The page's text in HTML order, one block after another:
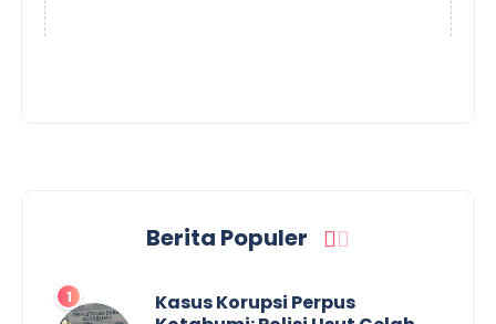
Berita Populer
Kasus Korupsi Perpus